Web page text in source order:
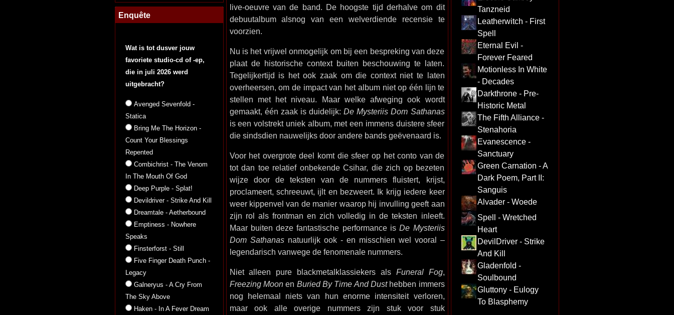
Enquête
Wat is tot dusver jouw
favoriete studio-cd of -ep,
die in juli 2026 werd
uitgebracht?
Avenged Sevenfold -
Statica
Bring Me The Horizon -
Count Your Blessings
Repented
Combichrist - The Venom
In The Mouth Of God
Deep Purple - Splat!
Devildriver - Strike And Kill
Dreamtale - Aetherbound
Emptiness - Nowhere
Speaks
Finsterforst - Still
Five Finger Death Punch -
Legacy
Galneryus - A Cry From
The Sky Above
Haken - In A Fever Dream
live-oeuvre van de band. De hoogste tijd derhalve om dit
debuutalbum alsnog van een welverdiende recensie te
voorzien.
Nu is het vrijwel onmogelijk om bij een bespreking van deze
plaat de historische context buiten beschouwing te laten.
Tegelijkertijd is het ook zaak om die context niet te laten
overheersen, om de impact van het album niet op één lijn te
stellen met het niveau. Maar welke afweging ook wordt
gemaakt, één zaak is duidelijk:De Mysteriis Dom Sathanas
is een volstrekt uniek album, met een immens duistere sfeer
die sindsdien nauwelijks door andere bands geëvenaard is.
Voor het overgrote deel komt die sfeer op het conto van de
tot dan toe relatief onbekende Csihar, die zich op bezeten
wijze door de teksten van de nummers fluistert, krijst,
proclameert, schreeuwt, ijlt en bezweert. Ik krijg iedere keer
weer kippenvel van de manier waarop hij invulling geeft aan
zijn rol als frontman en zich volledig in de teksten inleeft.
Maar buiten deze fantastische performance isDe Mysteriis
Dom Sathanasnatuurlijk ook - en misschien wel vooral –
legendarisch vanwege de fenomenale nummers.
Niet alleen pure blackmetalklassiekers als Funeral Fog,
Freezing Moonen Buried By Time And Dusthebben immers
nog helemaal niets van hun enorme intensiteit verloren,
maar ook alle overige nummers zijn stuk voor stuk
Tanzneid
Leatherwitch - First
Spell
Eternal Evil -
Forever Feared
Motionless In White
- Decades
Darkthrone - Pre-
Historic Metal
The Fifth Alliance -
Stenahoria
Evanescence -
Sanctuary
Green Carnation - A
Dark Poem, Part II:
Sanguis
Alvader - Woede
Spell - Wretched
Heart
DevilDriver - Strike
And Kill
Gladenfold -
Soulbound
Gluttony - Eulogy
To Blasphemy